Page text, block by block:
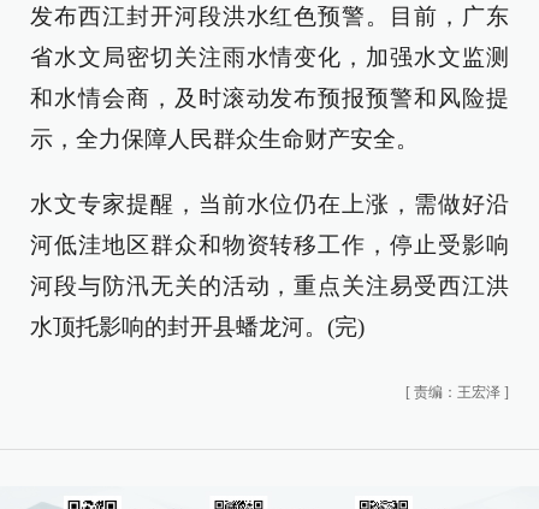
发布西江封开河段洪水红色预警。目前，广东
省水文局密切关注雨水情变化，加强水文监测
和水情会商，及时滚动发布预报预警和风险提
示，全力保障人民群众生命财产安全。
水文专家提醒，当前水位仍在上涨，需做好沿
河低洼地区群众和物资转移工作，停止受影响
河段与防汛无关的活动，重点关注易受西江洪
水顶托影响的封开县蟠龙河。(完)
[ 责编：王宏泽 ]